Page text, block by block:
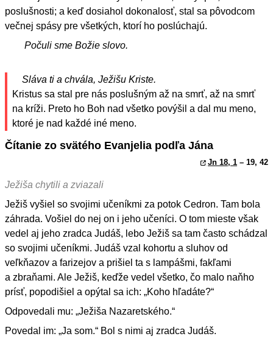
poslušnosti; a keď dosiahol dokonalosť, stal sa pôvodcom
večnej spásy pre všetkých, ktorí ho poslúchajú.
Počuli sme Božie slovo.
Sláva ti a chvála, Ježišu Kriste.
Kristus sa stal pre nás poslušným až na smrť, až na smrť
na kríži. Preto ho Boh nad všetko povýšil a dal mu meno,
ktoré je nad každé iné meno.
Čítanie zo svätého Evanjelia podľa Jána
Jn 18, 1 – 19, 42
Ježiša chytili a zviazali
Ježiš vyšiel so svojimi učeníkmi za potok Cedron. Tam bola
záhrada. Vošiel do nej on i jeho učeníci. O tom mieste však
vedel aj jeho zradca Judáš, lebo Ježiš sa tam často schádzal
so svojimi učeníkmi. Judáš vzal kohortu a sluhov od
veľkňazov a farizejov a prišiel ta s lampášmi, fakľami
a zbraňami. Ale Ježiš, keďže vedel všetko, čo malo naňho
prísť, popodišiel a opýtal sa ich: „Koho hľadáte?“
Odpovedali mu: „Ježiša Nazaretského.“
Povedal im: „Ja som.“ Bol s nimi aj zradca Judáš.